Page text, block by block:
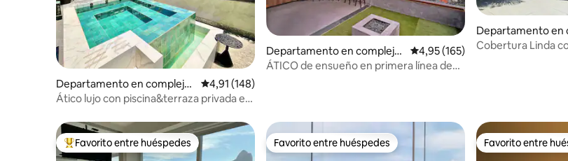
Departamento en complejo
residencial en Ipanema
Calificación promedio: 4,91 de 5. 148 evaluaciones
4,91 (148)
Ático lujo con piscina&terraza privada en
Departamento en complejo
residencial en Barra da Tijuca
Calificación promedio: 4,95 de
4,95 (165)
ÁTICO de ensueño en primera línea de
Departamento en
residencial en
Cobertura Linda
Favorito entre los huéspedes más destacados
Favorito entre huéspedes Favorito entre huéspedes
Favorito entre huéspedes Favorito entre
Favorito entre